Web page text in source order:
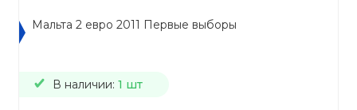
Мальта 2 евро 2011 Первые выборы
В наличии: 1 шт